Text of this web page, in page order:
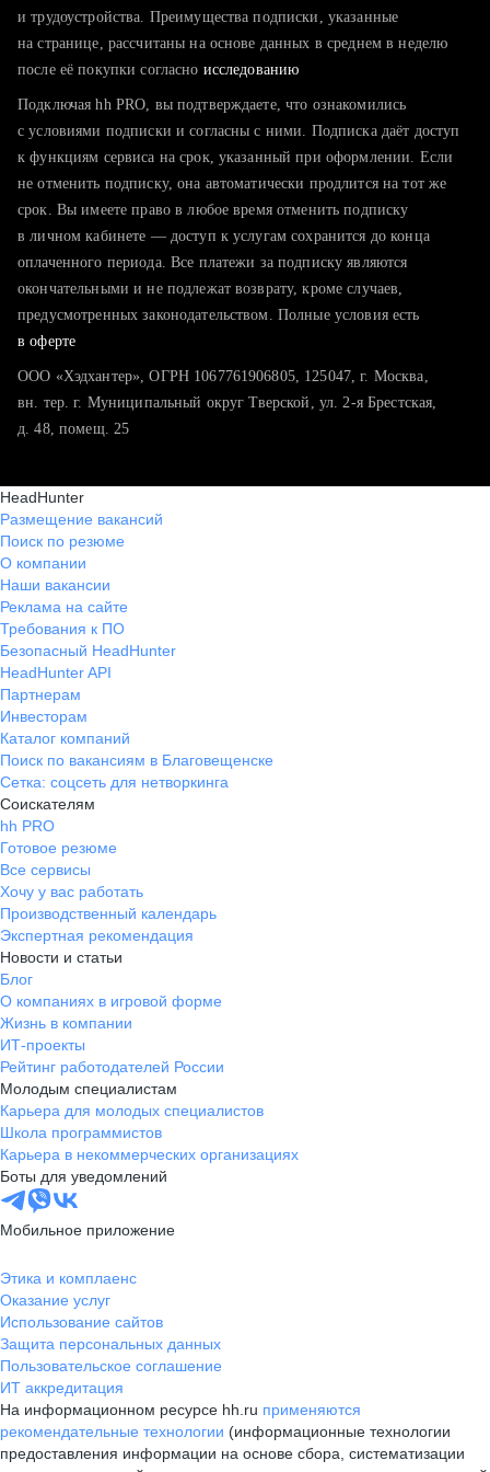
тратите много времени на поиск и вручную поднимаете
хотите сравнить себя с конкурентами и оценить шансы
и трудоустройства. Преимущества подписки, указанные
на странице, рассчитаны на основе данных в среднем в неделю
после её покупки согласно исследованию
Подключая hh PRO, вы подтверждаете, что ознакомились
с условиями подписки и согласны с ними. Подписка даёт доступ
к функциям сервиса на срок, указанный при оформлении. Если
не отменить подписку, она автоматически продлится на тот же
срок. Вы имеете право в любое время отменить подписку
в личном кабинете — доступ к услугам сохранится до конца
оплаченного периода. Все платежи за подписку являются
окончательными и не подлежат возврату, кроме случаев,
предусмотренных законодательством. Полные условия есть
в оферте
ООО «Хэдхантер», ОГРН 1067761906805, 125047, г. Москва,
вн. тер. г. Муниципальный округ Тверской, ул. 2-я Брестская,
д. 48, помещ. 25
HeadHunter
Размещение вакансий
Поиск по резюме
О компании
Наши вакансии
Реклама на сайте
Требования к ПО
Безопасный HeadHunter
HeadHunter API
Партнерам
Инвесторам
Каталог компаний
Поиск по вакансиям в Благовещенске
Сетка: соцсеть для нетворкинга
Соискателям
hh PRO
Готовое резюме
Все сервисы
Хочу у вас работать
Производственный календарь
Экспертная рекомендация
Новости и статьи
Блог
О компаниях в игровой форме
Жизнь в компании
ИТ-проекты
Рейтинг работодателей России
Молодым специалистам
Карьера для молодых специалистов
Школа программистов
Карьера в некоммерческих организациях
Боты для уведомлений
Мобильное приложение
Этика и комплаенс
Оказание услуг
Использование сайтов
Защита персональных данных
Пользовательское соглашение
ИТ аккредитация
На информационном ресурсе hh.ru применяются
рекомендательные технологии (информационные технологии
предоставления информации на основе сбора, систематизации